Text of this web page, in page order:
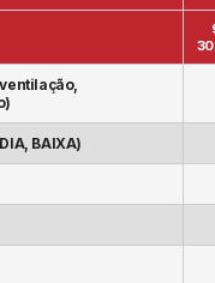
BAIXA)